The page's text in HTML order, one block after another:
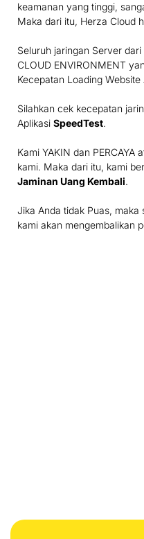
keamanan yang tinggi,
Maka dari itu, Herza Cloud
Seluruh jaringan Server
CLOUD ENVIRONMENT
Kecepatan Loading Website
Silahkan cek kecepatan
Aplikasi SpeedTest.
Kami YAKIN dan PERCAYA
kami. Maka dari itu, kami
Jaminan Uang Kembali.
Jika Anda tidak Puas, maka
kami akan mengembalikan